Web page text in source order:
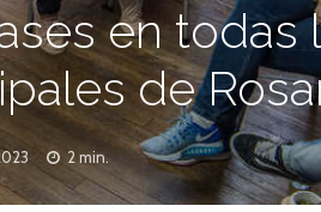
en todas
de
2 min.